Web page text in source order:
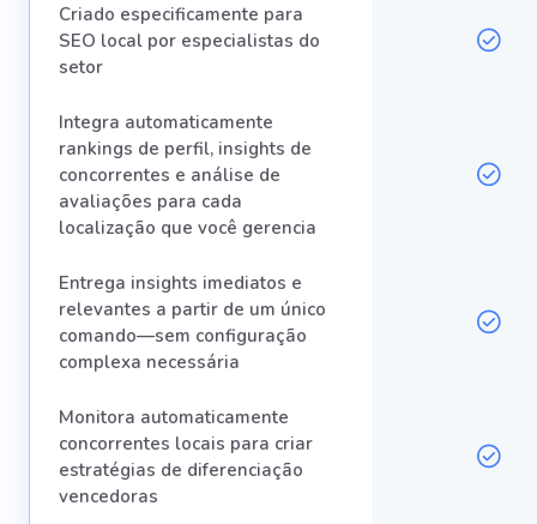
Criado especificamente para
SEO local por especialistas do
setor
Integra automaticamente
rankings de perfil, insights de
concorrentes e análise de
avaliações para cada
localização que você gerencia
Entrega insights imediatos e
relevantes a partir de um único
comando—sem configuração
complexa necessária
Monitora automaticamente
concorrentes locais para criar
estratégias de diferenciação
vencedoras